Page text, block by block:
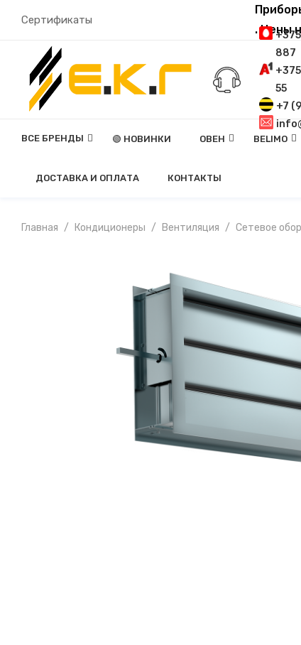
Сертификаты
. Цены
887
55
+7
ВСЕ БРЕНДЫ 🟢 НОВИНКИ ОВЕН BELIMO
ДОСТАВКА И ОПЛАТА КОНТАКТЫ
Главная Кондиционеры Вентиляция Сетевое